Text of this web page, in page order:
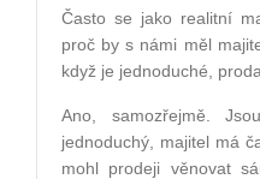
Často se jako realitní
proč by s námi měl
když je jednoduché ,
Ano, samozřejmě.
jednoduchý, majitel má
mohl prodeji věnovat